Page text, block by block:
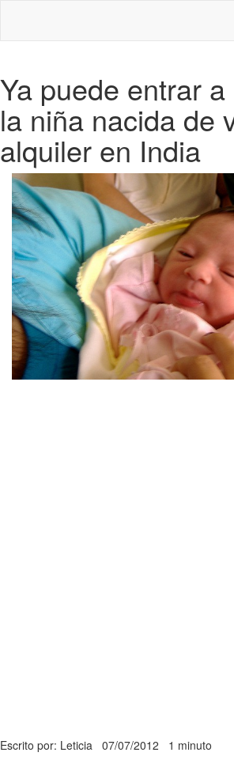
Ya puede entrar
la niña nacida de
alquiler en India
Escrito por: Leticia 07/07/2012 1 minuto